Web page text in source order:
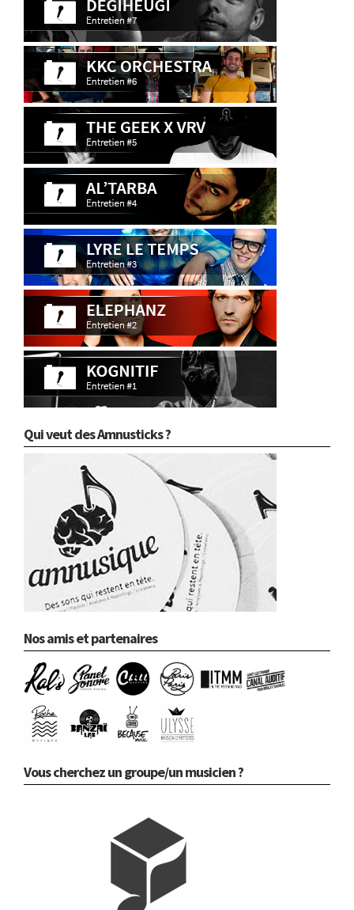
Qui veut des Amnusticks ?
Nos amis et partenaires
Vous cherchez un groupe/un musicien ?